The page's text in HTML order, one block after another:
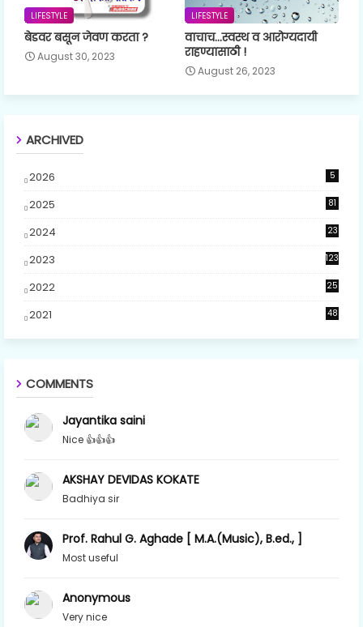
LIFESTYLE
बेडवर बसून जेवण करता ?
August 30, 2023
LIFESTYLE
वाचाच...स्वस्थ व आरोग्यदायी
राहण्यासाठी !
August 26, 2023
ARCHIVED
2026 5
2025 81
2024
23
2023 123
2022 25
2021 48
COMMENTS
Jayantika saini
Nice 👍👍👍
AKSHAY DEVIDAS KOKATE
Badhiya sir
Prof. Rahul G. Aghade [ M.A.(Music), B.ed., ]
Most useful
Anonymous
Very nice